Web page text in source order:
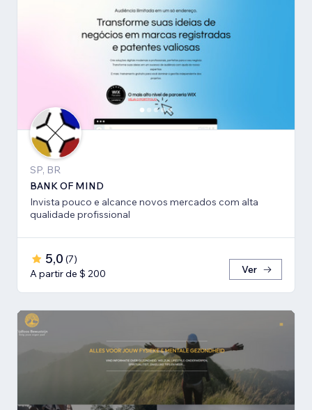
SP, BR
BANK OF MIND
Invista pouco e alcance novos mercados com alta
qualidade profissional
5,0 (7)
A partir de $ 200
Ver